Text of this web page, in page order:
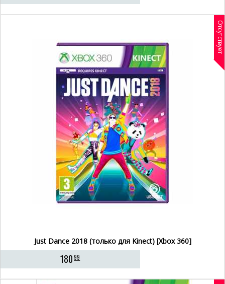
Отсутствует
Just Dance 2018 (только для Kinect) [Xbox 360]
18099